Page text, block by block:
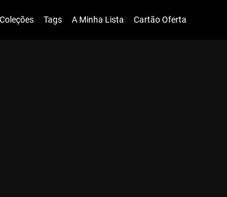
Coleções Tags A Minha Lista Cartão Oferta